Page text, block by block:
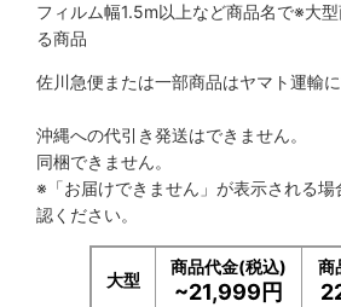
フィルム幅1.5m以上など商品名で※大
る商品
佐川急便または一部商品はヤマト運輸に
沖縄への代引き発送はできません。
同梱できません。
※「お届けできません」が表示される
認ください。
大型
商品代金(税込)
~21,999円
商